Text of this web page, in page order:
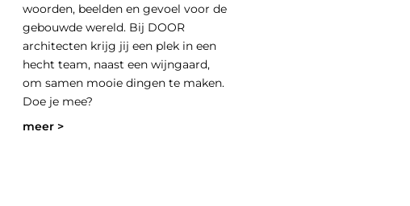
woorden, beelden en gevoel voor de
gebouwde wereld. Bij DOOR
architecten krijg jij een plek in een
hecht team, naast een wijngaard,
om samen mooie dingen te maken.
Doe je mee?
meer >